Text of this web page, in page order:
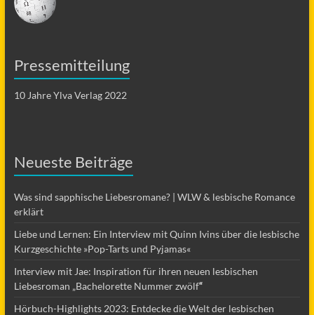
Pressemitteilung
10 Jahre Ylva Verlag 2022
Neueste Beiträge
Was sind sapphische Liebesromane? | WLW & lesbische Romance
erklärt
Liebe und Lernen: Ein Interview mit Quinn Ivins über die lesbische
Kurzgeschichte »Pop-Tarts und Pyjamas«
Interview mit Jae: Inspiration für ihren neuen lesbischen
Liebesroman „Bachelorette Nummer zwölf“
Hörbuch-Highlights 2023: Entdecke die Welt der lesbischen